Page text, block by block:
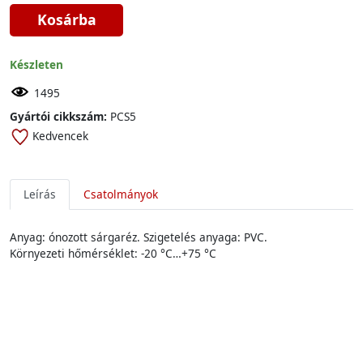
Kosárba
Készleten
1495
Gyártói cikkszám: PCS5
Kedvencek
Leírás Csatolmányok
Anyag: ónozott sárgaréz. Szigetelés anyaga: PVC.
Környezeti hőmérséklet: -20 °C…+75 °C